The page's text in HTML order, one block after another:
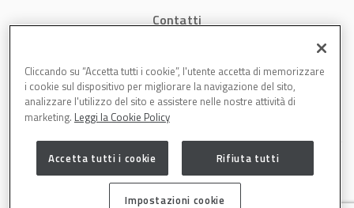
Contatti
Cookies
Cliccando su “Accetta tutti i cookie”, l'utente accetta di memorizzare
i cookie sul dispositivo per migliorare la navigazione del sito,
analizzare l'utilizzo del sito e assistere nelle nostre attività di
marketing. Leggi la Cookie Policy
Accetta tutti i cookie Rifiuta tutti
Impostazioni cookie